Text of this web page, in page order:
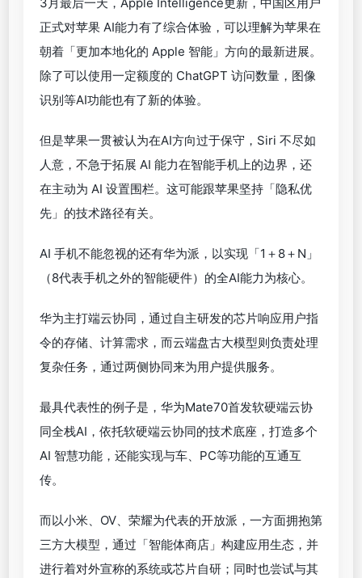
3月最后一天，Apple Intelligence更新，中国区用户
正式对苹果 AI能力有了综合体验，可以理解为苹果在
朝着「更加本地化的 Apple 智能」方向的最新进展。
除了可以使用一定额度的 ChatGPT 访问数量，图像
识别等AI功能也有了新的体验。
但是苹果一贯被认为在AI方向过于保守，Siri 不尽如
人意，不急于拓展 AI 能力在智能手机上的边界，还
在主动为 AI 设置围栏。这可能跟苹果坚持「隐私优
先」的技术路径有关。
AI 手机不能忽视的还有华为派，以实现「1＋8＋N」
（8代表手机之外的智能硬件）的全AI能力为核心。
华为主打端云协同，通过自主研发的芯片响应用户指
令的存储、计算需求，而云端盘古大模型则负责处理
复杂任务，通过两侧协同来为用户提供服务。
最具代表性的例子是，华为Mate70首发软硬端云协
同全栈AI，依托软硬端云协同的技术底座，打造多个
AI 智慧功能，还能实现与车、PC等功能的互通互
传。
而以小米、OV、荣耀为代表的开放派，一方面拥抱第
三方大模型，通过「智能体商店」构建应用生态，并
进行着对外宣称的系统或芯片自研；同时也尝试与其